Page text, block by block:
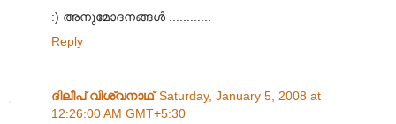
:) അനുമോദനങ്ങള്‍ ............
Reply
ദിലീപ് വിശ്വനാഥ് Saturday, January 5, 2008 at
12:26:00 AM GMT+5:30